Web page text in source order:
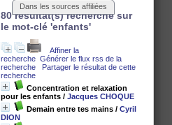
Dans les sources affiliées
80 résultat(s) recherche sur
le mot-clé 'enfants'
Affiner la
recherche Générer le flux rss de la
recherche
Partager le résultat de cette
recherche
Concentration et relaxation
pour les enfants / Jacques CHOQUE
Demain entre tes mains / Cyril
DION